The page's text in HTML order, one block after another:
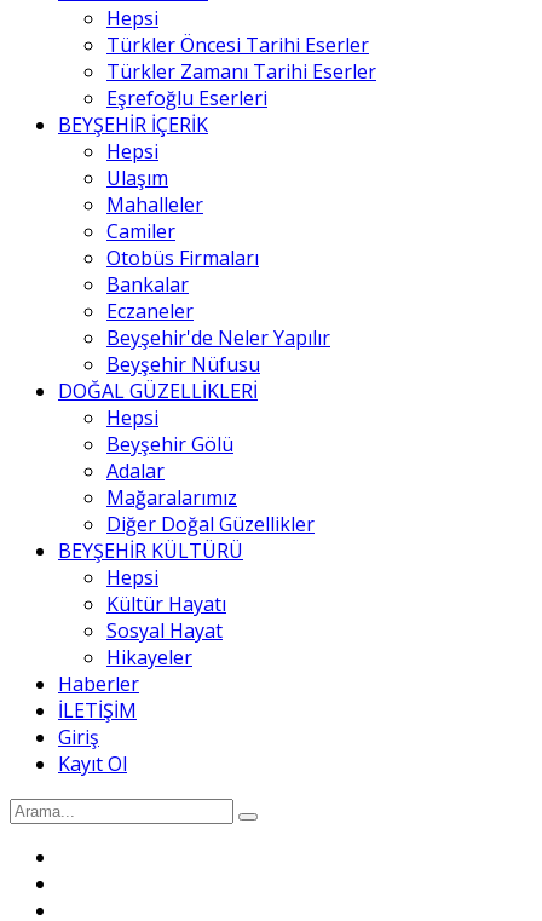
Hepsi
Türkler Öncesi Tarihi Eserler
Türkler Zamanı Tarihi Eserler
Eşrefoğlu Eserleri
BEYŞEHİR İÇERİK
Hepsi
Ulaşım
Mahalleler
Camiler
Otobüs Firmaları
Bankalar
Eczaneler
Beyşehir'de Neler Yapılır
Beyşehir Nüfusu
DOĞAL GÜZELLİKLERİ
Hepsi
Beyşehir Gölü
Adalar
Mağaralarımız
Diğer Doğal Güzellikler
BEYŞEHİR KÜLTÜRÜ
Hepsi
Kültür Hayatı
Sosyal Hayat
Hikayeler
Haberler
İLETİŞİM
Giriş
Kayıt Ol